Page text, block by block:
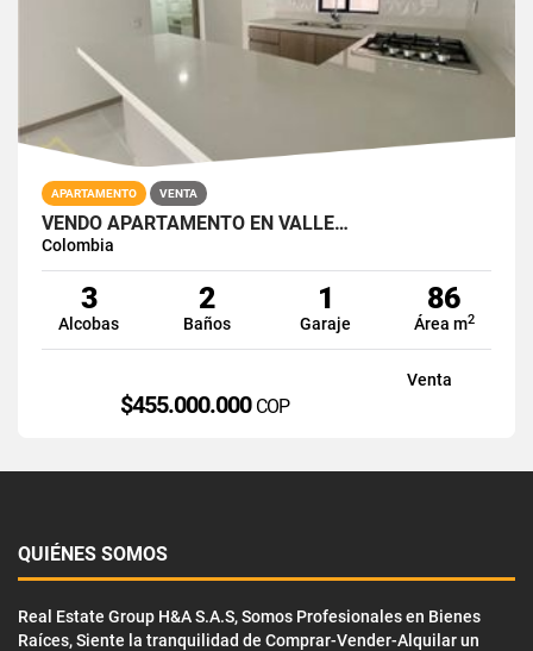
APARTAMENTO VENTA
VENDO APARTAMENTO EN VALLE…
Colombia
3
Alcobas
2
Baños
1
Garaje
86
Área m2
Venta
$455.000.000 COP
QUIÉNES SOMOS
Real Estate Group H&A S.A.S, Somos Profesionales en Bienes
Raíces, Siente la tranquilidad de Comprar-Vender-Alquilar un